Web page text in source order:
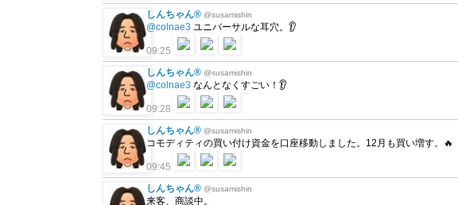
しんちゃん® @susamishin
@colnae3 ユニバーサルな耳穴。👂
09:25
しんちゃん® @susamishin
@colnae3 なんとなくすごい！👂
09:28
しんちゃん® @susamishin
コモディティの買い付け資金を口座移動しました。12月も買い増す。🔥
09:45
しんちゃん® @susamishin
来客、商談中。